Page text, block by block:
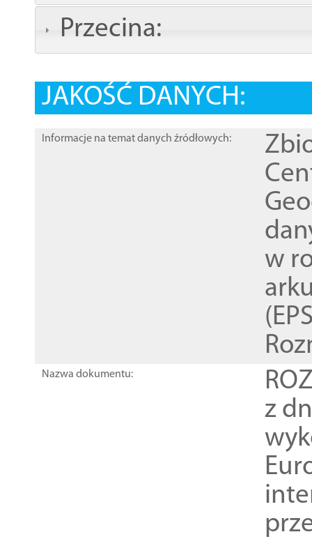
Przecina:
JAKOŚĆ DANYCH:
Informacje na temat danych źródłowych:
w
Nazwa dokumentu:
z